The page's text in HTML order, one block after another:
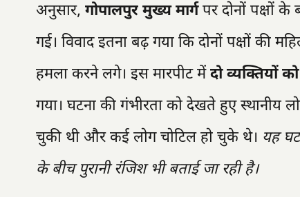
अनुसार, गोपालपुर मुख्य मार्गपर दोनों पक्षों
गई। विवाद इतना बढ़ गया कि दोनों पक्षों
हमला करने लगे। इस मारपीट मेंदो व्यक्तियों
गया। घटना की गंभीरता को देखते हुए
चुकी थी और कई लोग चोटिल हो चुके थे। यह
के बीच पुरानी रंजिश भी बताई जा रही है।